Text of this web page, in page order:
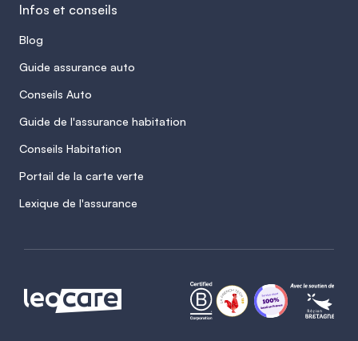
Infos et conseils
Blog
Guide assurance auto
Conseils Auto
Guide de l'assurance habitation
Conseils Habitation
Portail de la carte verte
Lexique de l'assurance